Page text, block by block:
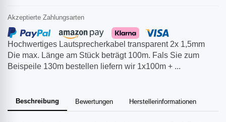
Hochwertiges Lautsprecherkabel transparent 2x 1,5mm
Die max. Länge am Stück beträgt 100m. Fals Sie zum
Beispeile 130m bestellen liefern wir 1x100m + ...
Beschreibung Bewertungen Herstellerinformationen
Akzeptierte Zahlungsarten